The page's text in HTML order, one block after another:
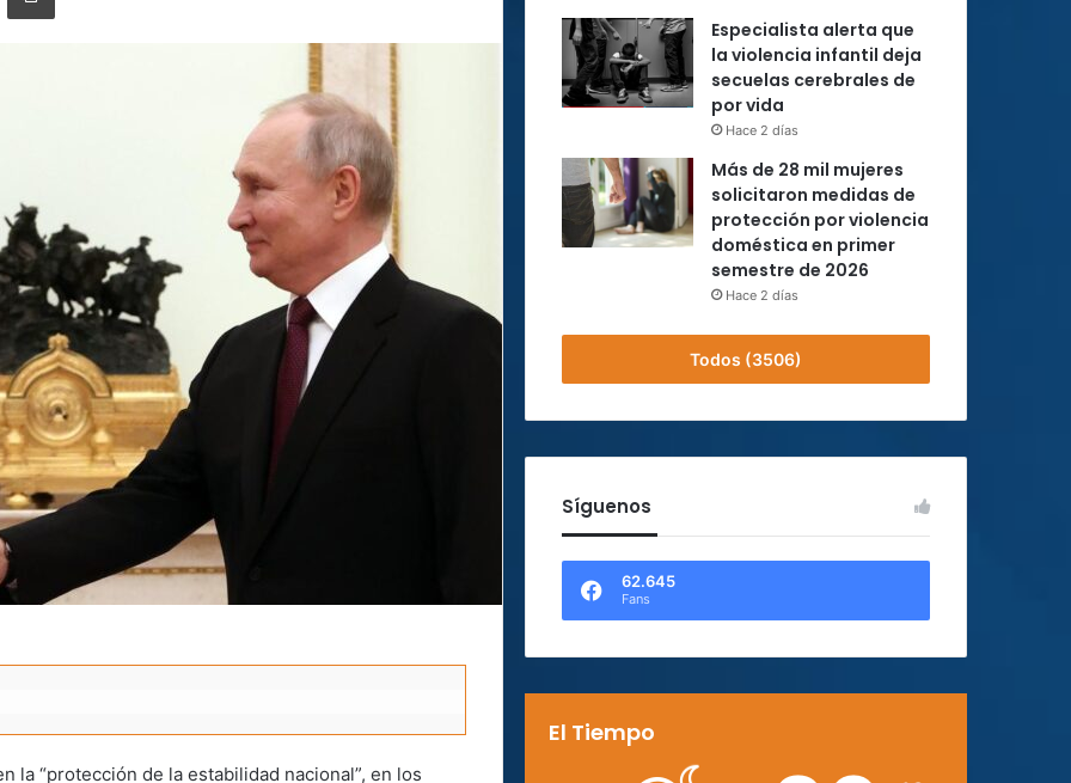
la “protección de la estabilidad nacional”, en los
Especialista alerta que
la violencia infantil deja
secuelas cerebrales de
por vida
Hace 2 días
Más de 28 mil mujeres
solicitaron medidas de
protección por violencia
doméstica en primer
semestre de 2026
Hace 2 días
Todos (3506)
Síguenos
62.645
Fans
El Tiempo